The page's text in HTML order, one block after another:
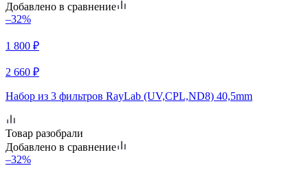
Добавлено в сравнение
–32%
1 800 ₽
2 660 ₽
Набор из 3 фильтров RayLab (UV,CPL,ND8) 40,5mm
Товар разобрали
Добавлено в сравнение
–32%